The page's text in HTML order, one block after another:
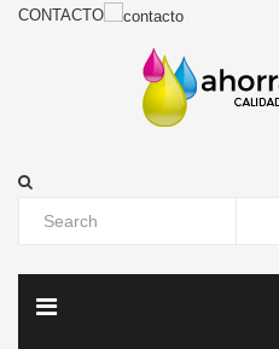
CONTACTO